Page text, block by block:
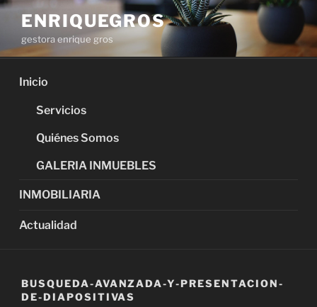
Saltar
contenido
ENRIQUEGROS
gestora enrique gros
Inicio
Servicios
Quiénes Somos
GALERIA INMUEBLES
INMOBILIARIA
Actualidad
BUSQUEDA-AVANZADA-Y-PRESENTACION-
DE-DIAPOSITIVAS